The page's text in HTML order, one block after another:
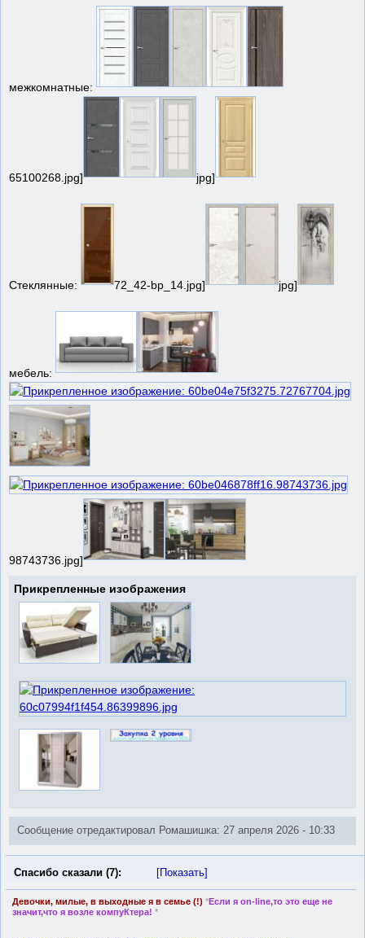
межкомнатные:
65100268.jpg] jpg]
Стеклянные: 72_42-bp_14.jpg] jpg]
мебель:
98743736.jpg]
Прикрепленные изображения
Сообщение отредактировал Ромашишка: 27 апреля 2026 - 10:33
Спасибо сказали (7): [Показать]
Девочки, милые, в выходные я в семье (!) *Если я on-line,то это еще не
значит,что я возле компуКтера! *